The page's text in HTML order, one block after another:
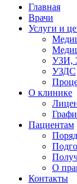
Главная
Врачи
Услуги и
УЗИ,
УЗДС
О клинике
Пациентам
О
Контакты